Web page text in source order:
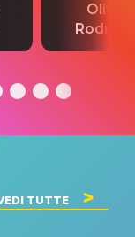
e
Olivia
testo,
TUTTE